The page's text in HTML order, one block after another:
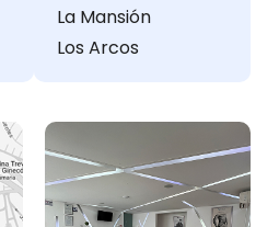
La Mansión
Los Arcos